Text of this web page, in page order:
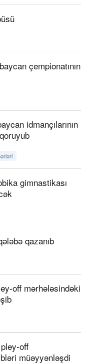
çempionatının
idmançılarının
gimnastikası
qazanıb
off mərhələsindəki
off
müəyyənləşdi